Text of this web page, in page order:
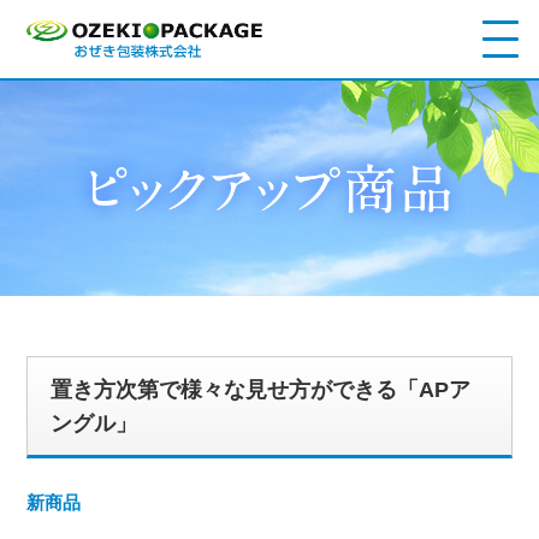
置き方次第で様々な見せ方ができる「APア
ングル」
新商品